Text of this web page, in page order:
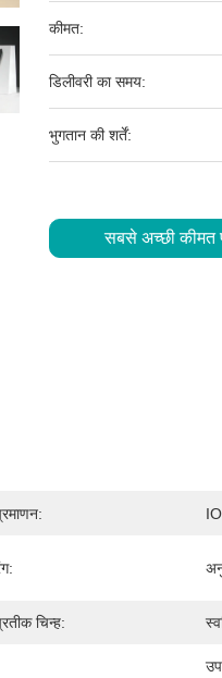
कीमत:
डिलीवरी का समय:
भुगतान की शर्तें:
सबसे अच्छी कीमत
चिन्ह: